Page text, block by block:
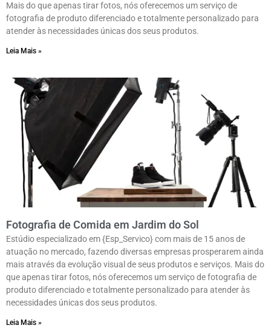
Mais do que apenas tirar fotos, nós oferecemos um serviço de
fotografia de produto diferenciado e totalmente personalizado para
atender às necessidades únicas dos seus produtos.
Leia Mais »
Fotografia de Comida em Jardim do Sol
Estúdio especializado em {Esp_Servico} com mais de 15 anos de
atuação no mercado, fazendo diversas empresas prosperarem ainda
mais através da evolução visual de seus produtos e serviços. Mais do
que apenas tirar fotos, nós oferecemos um serviço de fotografia de
produto diferenciado e totalmente personalizado para atender às
necessidades únicas dos seus produtos.
Leia Mais »